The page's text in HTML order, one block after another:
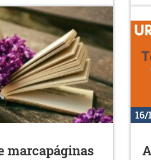
marcapáginas
16/